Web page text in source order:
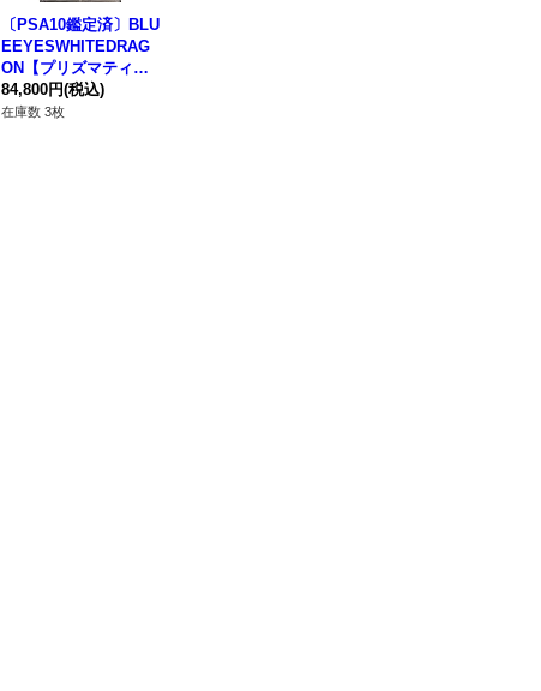
〔PSA10鑑定済〕BLU
EEYESWHITEDRAG
ON【プリズマティッ
クシークレット】{AC
02-JP000}《モンスタ
84,800円(税込)
在庫数 3枚